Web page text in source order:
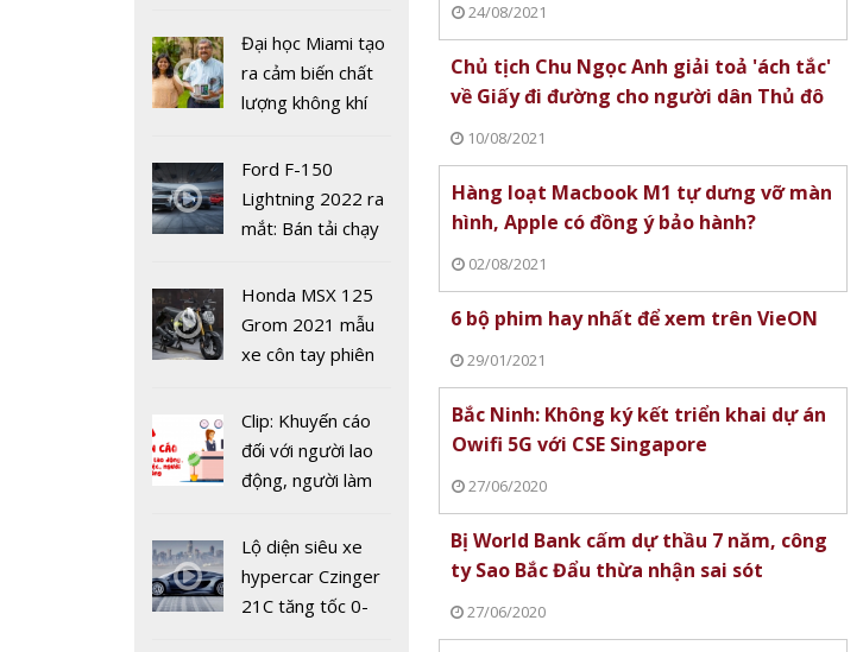
Revuelto
Impavido: Siêu xe
PHEV mang đậm
Hoàn thiện dải
sản phẩm laptop
AI, ASUS tung ra 4
Đại học Miami tạo
ra cảm biến chất
lượng không khí
19
Ford F-150
Lightning 2022 ra
mắt: Bán tải chạy
chưa đến 40 nghìn
USD
Honda MSX 125
Grom 2021 mẫu
xe côn tay phiên
Clip: Khuyến cáo
đối với người lao
động, người làm
hàng tại khu dịch
vụ trong dịch
Covid-19
Lộ diện siêu xe
hypercar Czinger
21C tăng tốc 0-
24/08/2021
Chủ tịch Chu Ngọc Anh giải toả 'ách tắc'
về Giấy đi đường cho người dân Thủ đô
10/08/2021
Hàng loạt Macbook M1 tự dưng vỡ màn
hình, Apple có đồng ý bảo hành?
02/08/2021
6 bộ phim hay nhất để xem trên VieON
29/01/2021
Bắc Ninh: Không ký kết triển khai dự án
Owifi 5G với CSE Singapore
27/06/2020
Bị World Bank cấm dự thầu 7 năm, công
ty Sao Bắc Đẩu thừa nhận sai sót
27/06/2020